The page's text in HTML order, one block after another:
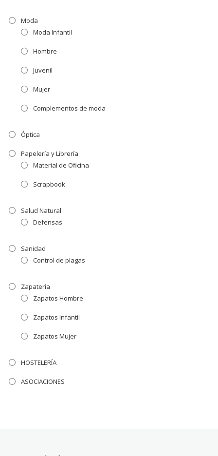
Moda
Moda Infantil
Hombre
Juvenil
Mujer
Complementos de moda
Óptica
Papelería y Librería
Material de Oficina
Scrapbook
Salud Natural
Defensas
Sanidad
Control de plagas
Zapatería
Zapatos Hombre
Zapatos Infantil
Zapatos Mujer
HOSTELERÍA
ASOCIACIONES